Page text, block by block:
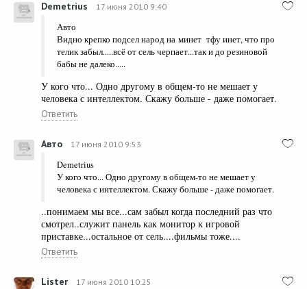
Demetrius 17 июня 2010 9:40
Авто
Видно крепко подсел народ на минет тфу инет, что про
телик забыл.....всё от сель черпает...так и до резиновой
бабы не далеко.....
У кого что... Одно другому в общем-то не мешает у
человека с интеллектом. Скажу больше - даже помогает.
Ответить
Авто 17 июня 2010 9:53
Demetrius
У кого что... Одно другому в общем-то не мешает у
человека с интеллектом. Скажу больше - даже помогает.
..понимаем мы все...сам забыл когда последний раз что
смотрел..служит панель как монитор к игровой
приставке...остальное от сель....фильмы тоже....
Ответить
Lister 17 июня 2010 10:25